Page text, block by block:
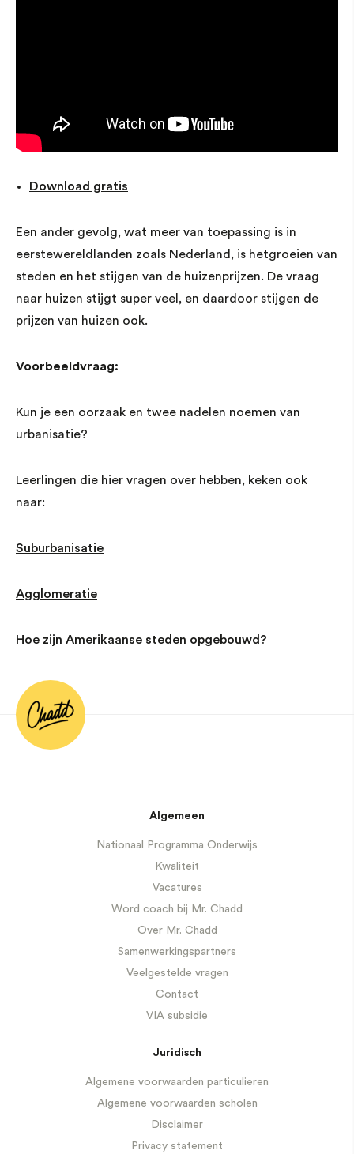
Download gratis
Een ander gevolg, wat meer van toepassing is in
eerstewereldlanden zoals Nederland, is hetgroeien van
steden en het stijgen van de huizenprijzen. De vraag
naar huizen stijgt super veel, en daardoor stijgen de
prijzen van huizen ook.
Voorbeeldvraag:
Kun je een oorzaak en twee nadelen noemen van
urbanisatie?
Leerlingen die hier vragen over hebben, keken ook
naar:
Suburbanisatie
Agglomeratie
Hoe zijn Amerikaanse steden opgebouwd?
Algemeen
Nationaal Programma Onderwijs
Kwaliteit
Vacatures
Word coach bij Mr. Chadd
Over Mr. Chadd
Samenwerkingspartners
Veelgestelde vragen
Contact
VIA subsidie
Juridisch
Algemene voorwaarden particulieren
Algemene voorwaarden scholen
Disclaimer
Privacy statement